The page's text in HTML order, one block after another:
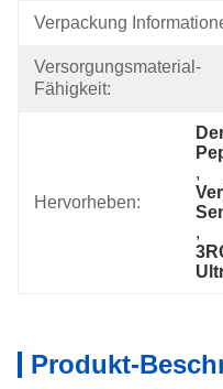
Verpackung
Versorgungsmaterial-
Fähigkeit:
Hervorheben:
,
,
Produkt-